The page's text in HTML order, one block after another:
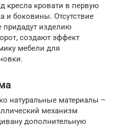
кровати в первую
и боковины. Отсутствие
придадут изделию
создают эффект
мебели для
натуральные материалы –
механизм
дополнительную